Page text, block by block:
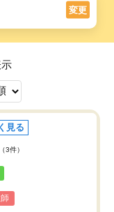
変更
見る
（3件）